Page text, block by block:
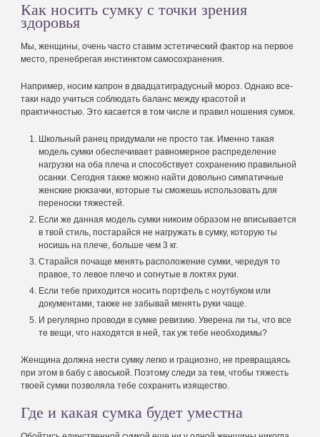
Как носить сумку с точки зрения
здоровья
Мы, женщины, очень часто ставим эстетический фактор на первое
место, пренебрегая инстинктом самосохранения.
Например, носим капрон в двадцатиградусный мороз. Однако все-
таки надо учиться соблюдать баланс между красотой и
практичностью. Это касается в том числе и правил ношения сумок.
Школьный ранец придумали не просто так. Именно такая
модель сумки обеспечивает равномерное распределение
нагрузки на оба плеча и способствует сохранению правильной
осанки. Сегодня также можно найти довольно симпатичные
женские рюкзачки, которые ты сможешь использовать для
переноски тяжестей.
Если же данная модель сумки никоим образом не вписывается
в твой стиль, постарайся не нагружать в сумку, которую ты
носишь на плече, больше чем 3 кг.
Старайся почаще менять расположение сумки, чередуя то
правое, то левое плечо и согнутые в локтях руки.
Если тебе приходится носить портфель с ноутбуком или
документами, также не забывай менять руки чаще.
И регулярно проводи в сумке ревизию. Уверена ли ты, что все
те вещи, что находятся в ней, так уж тебе необходимы?
Женщина должна нести сумку легко и грациозно, не превращаясь
при этом в бабу с авоськой. Поэтому следи за тем, чтобы тяжесть
твоей сумки позволяла тебе сохранить изящество.
Где и какая сумка будет уместна